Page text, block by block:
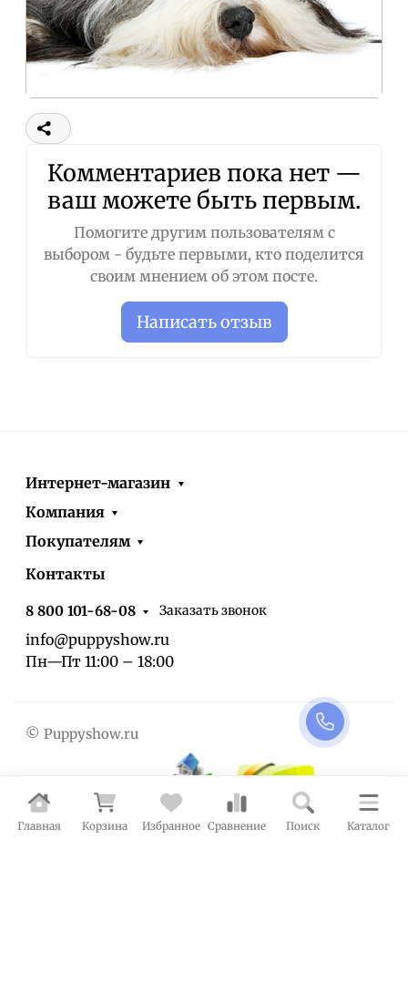
Главная Корзина Избранное Сравнение Поиск Каталог
Комментариев пока нет —
ваш можете быть первым.
Помогите другим пользователям с
выбором - будьте первыми, кто поделится
своим мнением об этом посте.
Написать отзыв
Интернет-магазин
Компания
Покупателям
Контакты
8 800 101-68-08 Заказать звонок
info@puppyshow.ru
Пн—Пт 11:00 – 18:00
© Puppyshow.ru